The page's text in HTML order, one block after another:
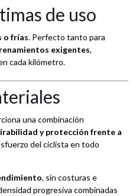
de uso
o frías. Perfecto tanto para
exigentes,
cada kilómetro.
una combinación
y protección frente a
del ciclista en todo
, sin costuras e
progresiva combinadas